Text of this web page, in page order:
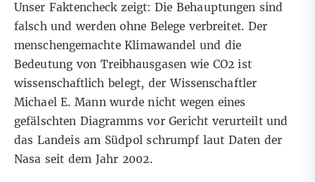
Unser Faktencheck zeigt: Die Behauptungen sind
falsch und werden ohne Belege verbreitet. Der
menschengemachte Klimawandel und die
Bedeutung von Treibhausgasen wie CO2 ist
wissenschaftlich belegt, der Wissenschaftler
Michael E. Mannwurde nicht wegen eines
gefälschten Diagramms vor Gericht verurteiltund
das Landeis am Südpol schrumpf laut Daten der
Nasa seit dem Jahr 2002.